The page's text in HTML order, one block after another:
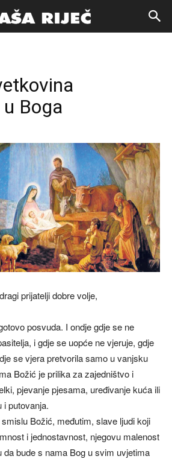
Boga
prijatelji dobre volje,
posvuda. I ondje gdje se ne
i gdje se uopće ne vjeruje, gdje
se vjera pretvorila samo u vanjsku
Božić je prilika za zajedništvo i
pjevanje pjesama, uređivanje kuća ili
i putovanja.
Božić, međutim, slave ljudi koji
i jednostavnost, njegovu malenost
da bude s nama Bog u svim uvjetima